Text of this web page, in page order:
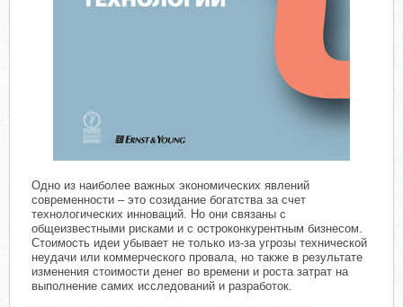
Одно из наиболее важных экономических явлений
современности – это созидание богатства за счет
технологических инноваций. Но они связаны с
общеизвестными рисками и с остроконкурентным бизнесом.
Стоимость идеи убывает не только из-за угрозы технической
неудачи или коммерческого провала, но также в результате
изменения стоимости денег во времени и роста затрат на
выполнение самих исследований и разработок.